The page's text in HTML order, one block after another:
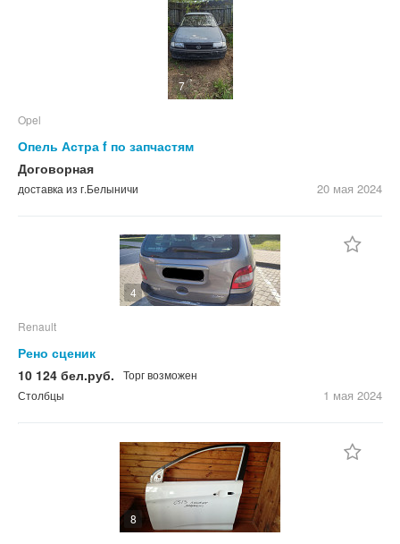
7
Opel
Опель Астра f по запчастям
Договорная
доставка из г.Белыничи 20 мая 2024
4
Renault
Рено сценик
10 124 бел.руб.
Торг возможен
Столбцы
1 мая 2024
8